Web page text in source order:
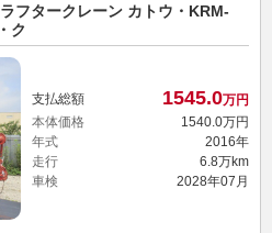
フタークレーン カトウ・KRM-
ク
支払総額 1545.0万円
本体価格
1540. 0万円
年式
2016年
走行
6.8万km
車検
2028年07月